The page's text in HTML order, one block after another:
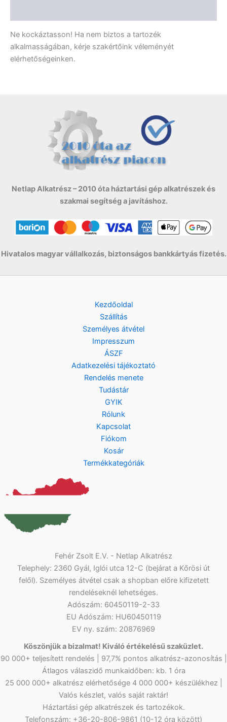
Ne kockáztasson! Ha nem biztos a tartozék
alkalmasságában, kérje szakértőink véleményét
elérhetőségeinken.
Netlap Alkatrész – 2010 óta háztartási gép alkatrészek és
szakmai segítség a javításhoz.
Hivatalos magyar vállalkozás, biztonságos bankkártyás fizetés.
Kezdőoldal
Szállítás
Személyes átvétel
Impresszum
ÁSZF
Adatkezelési tájékoztató
Rendelés menete
Tudástár
GYIK
Rólunk
Kapcsolat
Fiókom
Kosár
Termékkategóriák
Fehér Zsolt E.V. - Netlap Alkatrész
Telephely: 2360 Gyál, Iglói utca 12-C (bejárat a Kőrösi út
felől). Személyes átvétel csak a shopban előre kifizetett
rendeléseknél lehetséges.
Adószám: 60450119-2-33
EU Adószám: HU60450119
EV ny. szám: 20876969
Köszönjük a bizalmat! Kiváló értékelésű szaküzlet.
90 000+ teljesített rendelés | 97,7% pontos alkatrész-azonosítás |
Átlagos válaszidő munkaidőben: kb. 1 óra
25 000 000+ alkatrész elérhetősége 4 000 000+ készülékhez |
Valós készlet, valós saját raktár!
Háztartási gép alkatrészek és tartozékok.
Telefonszám: +36-20-806-9861 (10-12 óra között)